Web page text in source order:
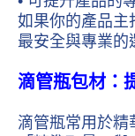
如果你的產品主
最安全與專業的
滴管瓶包材：
滴管瓶常用於精